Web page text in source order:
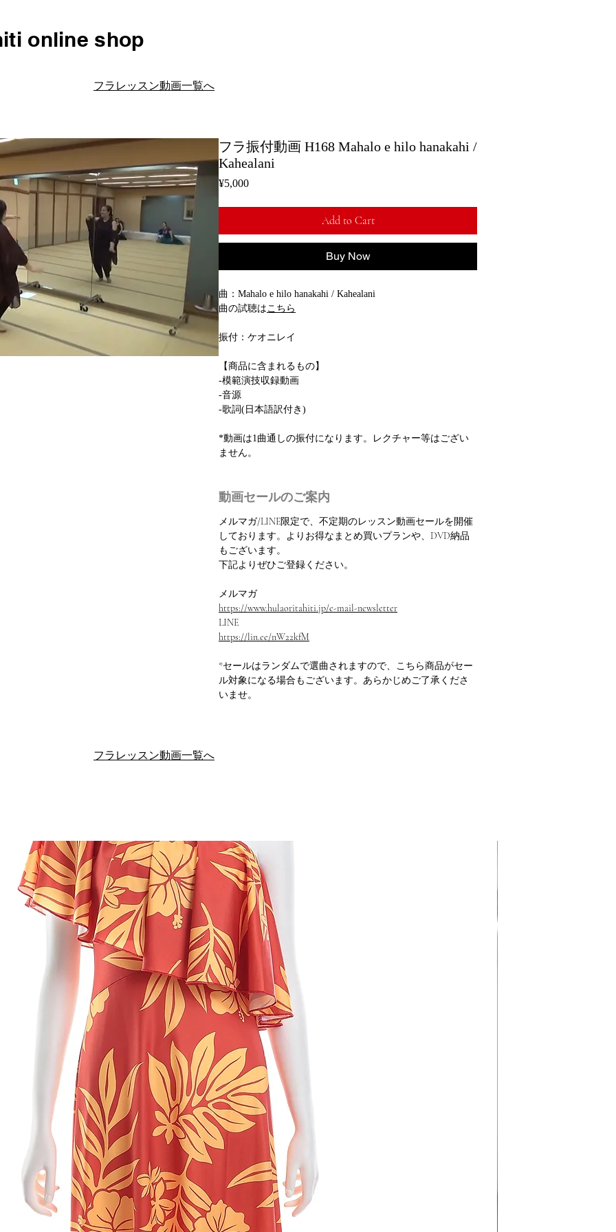
online shop
フラレッスン動画一覧へ
フラ振付動画 H168 Mahalo e hilo hanakahi /
Kahealani
¥5,000Price
Add to Cart
Buy Now
曲：Mahalo e hilo hanakahi / Kahealani
曲の試聴はこちら
振付：ケオニレイ
【商品に含まれるもの】
-模範演技収録動画
-音源
-歌詞(日本語訳付き)
*動画は1曲通しの振付になります。レクチャー等はござい
ません。
動画セールのご案内
メルマガ/LINE限定で、不定期のレッスン動画セールを開催
しております。よりお得なまとめ買いプランや、DVD納品
もございます。
下記よりぜひご登録ください。
メルマガ
https://www.hulaoritahiti.jp/e-mail-newsletter
LINE
https://lin.ee/nW22kfM
*セールはランダムで選曲されますので、こちら商品がセー
ル対象になる場合もございます。あらかじめご了承くださ
いませ。
フラレッスン動画一覧へ